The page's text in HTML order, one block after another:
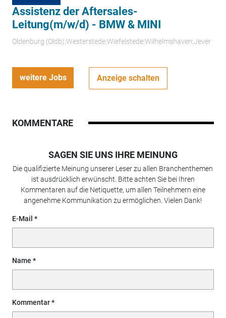
Assistenz der Aftersales-
Leitung(m/w/d) - BMW & MINI
Oldenburg (Oldb);Westerstede;Wiefelstede;Wilhelmshaven;Jever
weitere Jobs Anzeige schalten
KOMMENTARE
SAGEN SIE UNS IHRE MEINUNG
Die qualifizierte Meinung unserer Leser zu allen Branchenthemen
ist ausdrücklich erwünscht. Bitte achten Sie bei Ihren
Kommentaren auf die Netiquette, um allen Teilnehmern eine
angenehme Kommunikation zu ermöglichen. Vielen Dank!
E-Mail
Name
Kommentar